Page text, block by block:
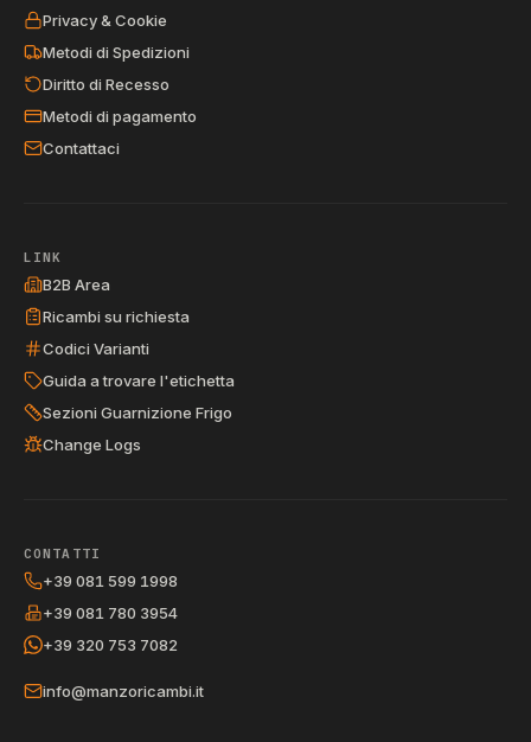
Privacy & Cookie
Metodi di Spedizioni
Diritto di Recesso
Metodi di pagamento
Contattaci
LINK
B2B Area
Ricambi su richiesta
Codici Varianti
Guida a trovare l'etichetta
Sezioni Guarnizione Frigo
Change Logs
CONTATTI
+39 081 599 1998
+39 081 780 3954
+39 320 753 7082
info@manzoricambi.it